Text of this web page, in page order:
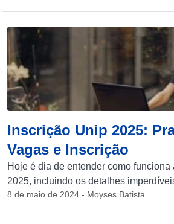
Inscrição Unip 2025:
Vagas e Inscrição
Hoje é dia de entender como funciona
2025, incluindo os detalhes
8 de maio de 2024 - Moyses Batista